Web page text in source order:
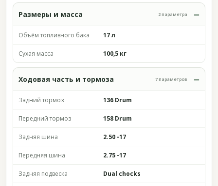
Размеры и масса 2 параметра
Объём топливного бака 17 л
Сухая масса 100,5 кг
Ходовая часть и тормоза 7 параметров
Задний тормоз 136 Drum
Передний тормоз 158 Drum
Задняя шина 2.50 -17
Передняя шина 2.75 -17
Задняя подвеска Dual chocks